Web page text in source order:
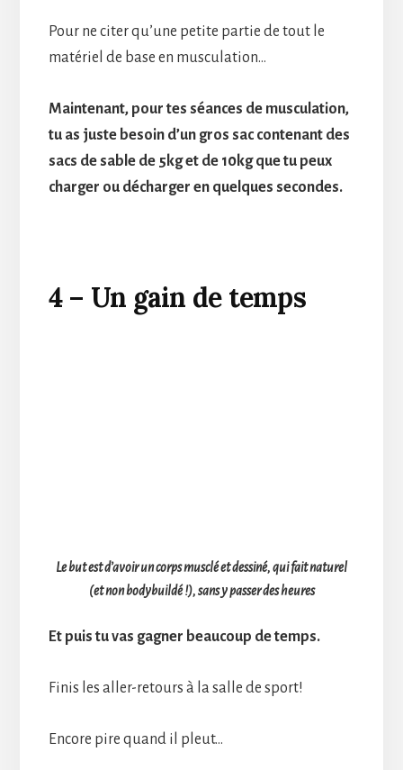
Pour ne citer qu’une petite partie de tout le
matériel de base en musculation…
Maintenant, pour tes séances de musculation,
tu as juste besoin d’un gros sac contenant des
sacs de sable de 5kg et de 10kg que tu peux
charger ou décharger en quelques secondes.
4 – Un gain de temps
Le but est d’avoir un corps musclé et dessiné, qui fait naturel
(et non bodybuildé !), sans y passer des heures
Et puis tu vas gagner beaucoup de temps.
Finis les aller-retours à la salle de sport!
Encore pire quand il pleut…